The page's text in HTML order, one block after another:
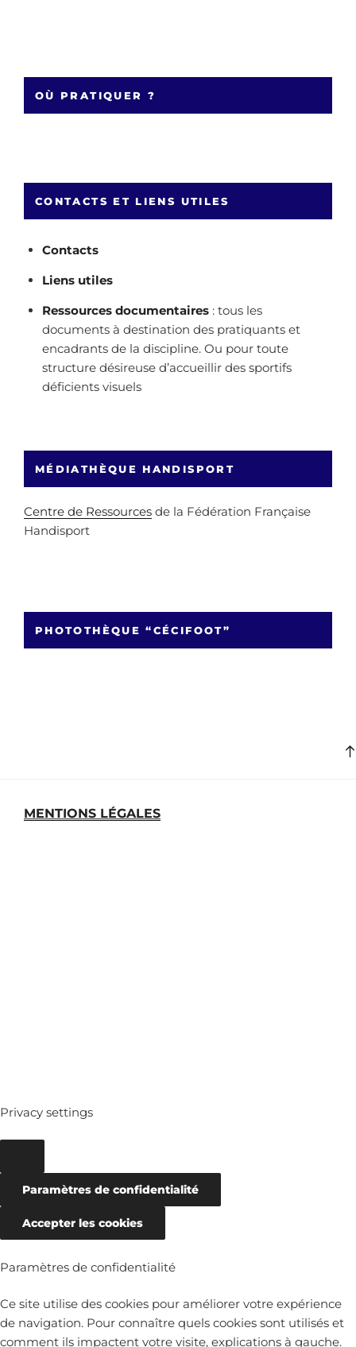
OÙ PRATIQUER ?
CONTACTS ET LIENS UTILES
Contacts
Liens utiles
Ressources documentaires : tous les
documents à destination des pratiquants et
encadrants de la discipline. Ou pour toute
structure désireuse d’accueillir des sportifs
déficients visuels
MÉDIATHÈQUE HANDISPORT
Centre de Ressources de la Fédération Française
Handisport
PHOTOTHÈQUE “CÉCIFOOT”
MENTIONS LÉGALES
Privacy settings
Paramètres de confidentialité
Accepter les cookies
Paramètres de confidentialité
Ce site utilise des cookies pour améliorer votre expérience
de navigation. Pour connaître quels cookies sont utilisés et
comment ils impactent votre visite, explications à gauche.